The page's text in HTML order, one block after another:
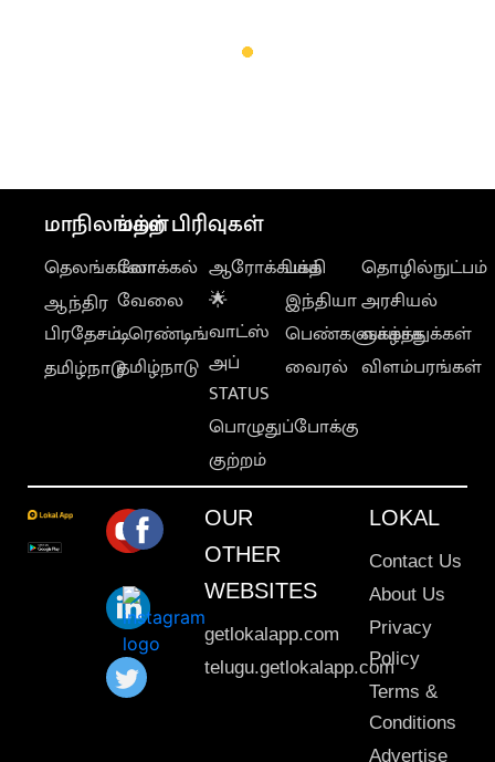
மாநிலங்கள்
தெலங்கானா
ஆந்திர
பிரதேசம்
தமிழ்நாடு
மற்ற பிரிவுகள்
லோக்கல்
வேலை
டிரெண்டிங்
தமிழ்நாடு
ஆரோக்கியம்
🌟
வாட்ஸ்
அப்
STATUS
பொழுதுப்போக்கு
குற்றம்
பக்தி
இந்தியா
பெண்களுக்காக
வைரல்
தொழில்நுட்பம்
அரசியல்
வாழ்த்துக்கள்
விளம்பரங்கள்
OUR
OTHER
WEBSITES
getlokalapp.com
telugu.getlokalapp.com
LOKAL
Contact Us
About Us
Privacy
Policy
Terms &
Conditions
Advertise